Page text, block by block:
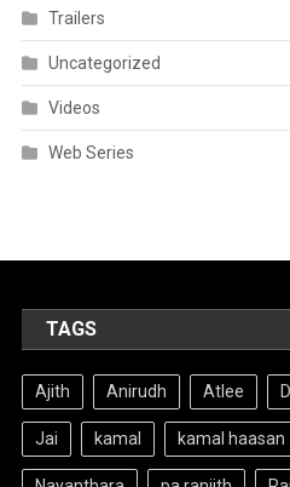
Trailers
Uncategorized
Videos
Web Series
TAGS
Ajith Anirudh Atlee
Jai kamal kamal haasan